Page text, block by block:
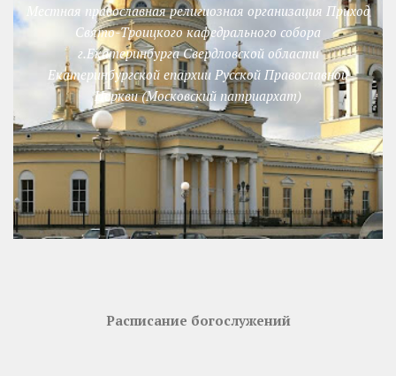
Местная православная религиозная организация Приход
Свято-Троицкого кафедрального собора
г.Екатеринбурга Свердловской области
Екатеринбургской епархии Русской Православной
Церкви (Московский патриархат)
Расписание богослужений